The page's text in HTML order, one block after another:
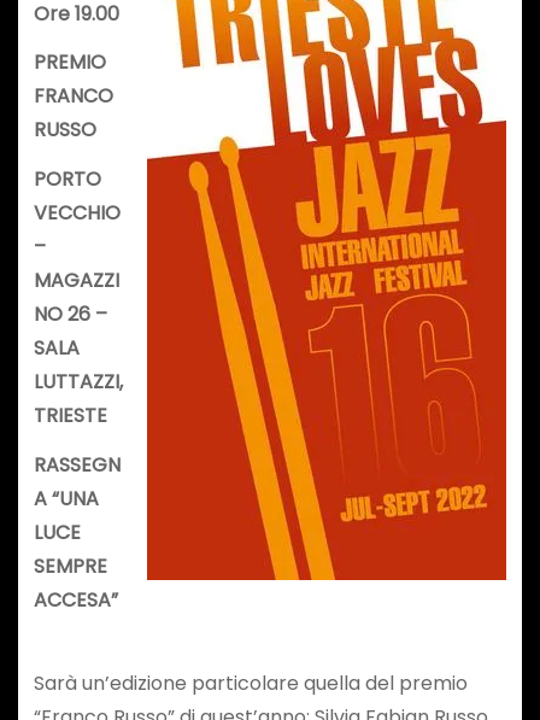
Ore 19.00
PREMIO
FRANCO
RUSSO
PORTO
VECCHIO
–
MAGAZZI
NO 26 –
SALA
LUTTAZZI,
TRIESTE
RASSEGN
A “UNA
LUCE
SEMPRE
ACCESA”
Sarà un’edizione particolare quella del premio